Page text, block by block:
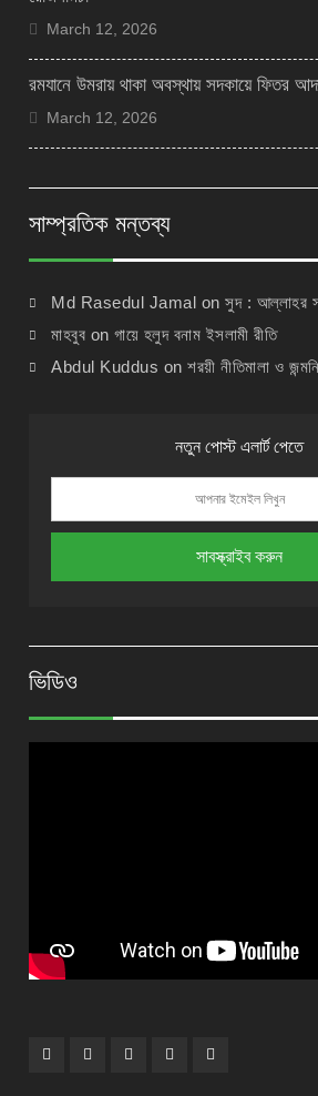
March 12, 2026
রমযানে উমরায় থাকা অবস্থায় সদকায়ে ফিতর
March 12, 2026
সাম্প্রতিক মন্তব্য
Md Rasedul Jamal onসুদ : আল্লাহর
মাহবুব onগায়ে হলুদ বনাম ইসলামী রীতি
Abdul Kuddus onশরয়ী নীতিমালা ও
নতুন পোস্ট এলার্ট পেতে
ভিডিও